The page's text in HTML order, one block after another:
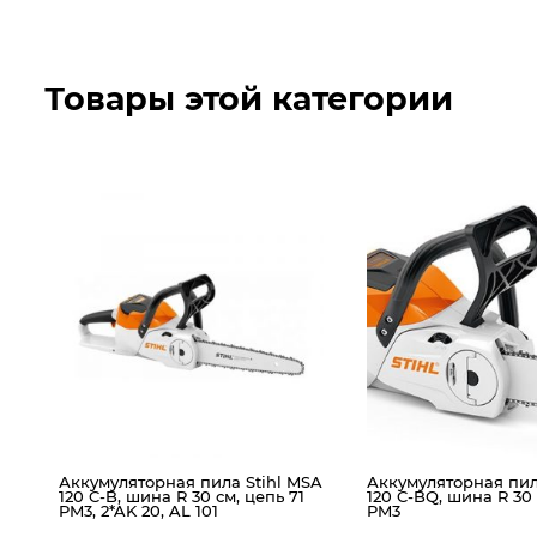
Товары этой категории
Аккумуляторная пила Stihl MSA
120 C-B, шина R 30 см, цепь 71
PM3, 2*AK 20, AL 101
Аккумуляторная
120 C-BQ, шина R 30
PM3